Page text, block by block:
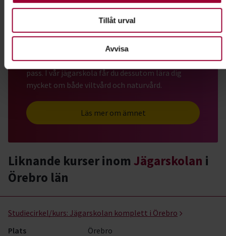
Tillåt urval
Avvisa
Ta din jägarexamen hos oss och känn dig väl
förberedd och trygg när du kliver ut på ditt första
pass. I vår jägarskola får du dessutom lära dig
mycket om både viltvård och naturvård.
Läs mer om ämnet
Liknande kurser inom Jägarskolan i
Örebro län
Studiecirkel/kurs: Jägarskolan komplett i Örebro
Plats
Örebro